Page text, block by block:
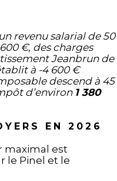
revenu salarial de 50
€, des charges
Jeanbrun de
à -4 600 €
descend à 45
d’environ 1 380
EN 2026
maximal est
le Pinel et le